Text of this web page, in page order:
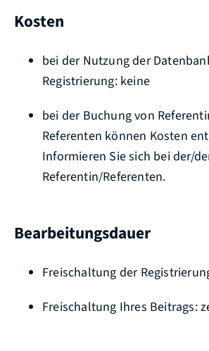
Kosten
bei der Nutzung der
Registrierung: keine
bei der Buchung von
Referenten können Kosten
Informieren Sie sich bei der/
Referentin/Referenten.
Bearbeitungsdauer
Freischaltung der
Freischaltung Ihres Beitrags: